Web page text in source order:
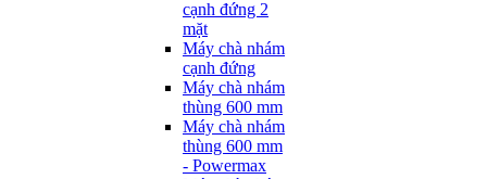
cạnh đứng 2
mặt
Máy chà nhám
cạnh đứng
Máy chà nhám
thùng 600 mm
Máy chà nhám
thùng 600 mm
- Powermax